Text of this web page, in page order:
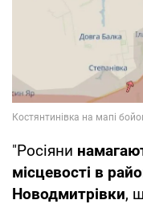
"Росіяни
місцевості в
Новодмитрівки,